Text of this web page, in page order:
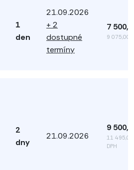
1
den
21.09.2026
+ 2
dostupné
termíny
7
9 075,00
2
dny
21.09.2026
9
11
DPH